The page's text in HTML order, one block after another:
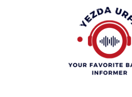
PETS AND CARE
CONTACT